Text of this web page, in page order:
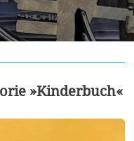
»Kinderbuch«